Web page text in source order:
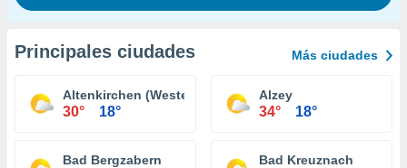
Principales ciudades Más ciudades
Altenkirchen (Westerwald)
30° 18°
Alzey
34° 18°
Bad Bergzabern Bad Kreuznach